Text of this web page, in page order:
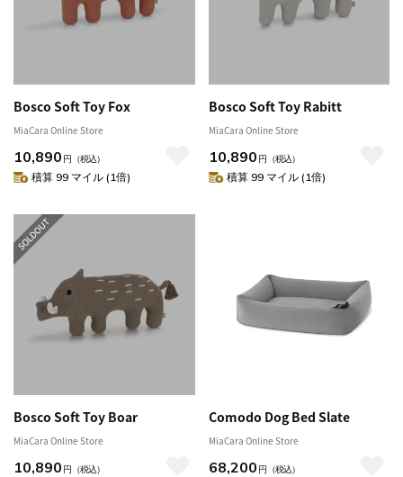
Bosco Soft Toy Fox
MiaCara Online Store
10,890 円 （税込）
積算 99 マイル (1倍)
Bosco Soft Toy Rabitt
MiaCara Online Store
10,890 円 （税込）
積算 99 マイル (1倍)
Bosco Soft Toy Boar
MiaCara Online Store
10,890 円 （税込）
Comodo Dog Bed Slate
MiaCara Online Store
68,200 円 （税込）